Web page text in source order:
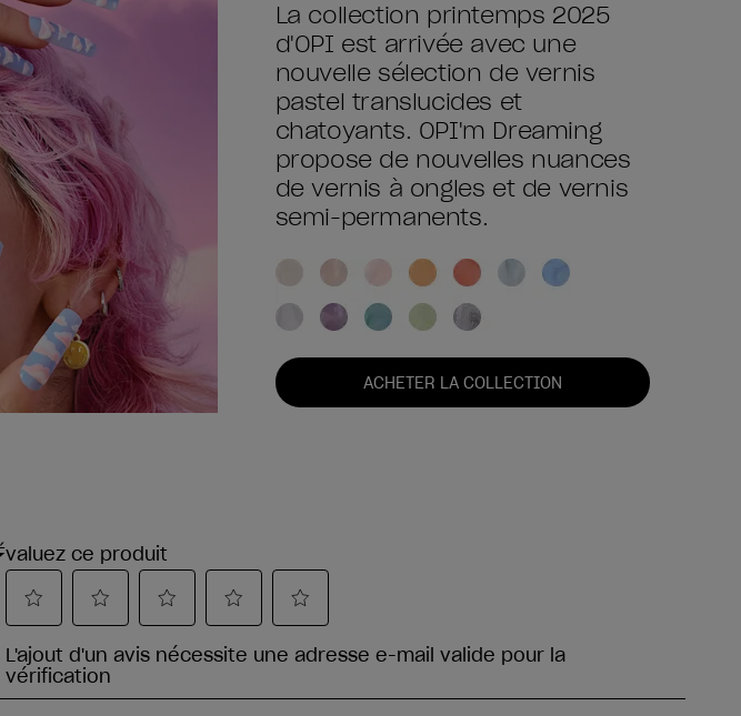
La collection printemps 2025
d'OPI est arrivée avec une
nouvelle sélection de vernis
pastel translucides et
chatoyants. OPI'm Dreaming
propose de nouvelles nuances
de vernis à ongles et de vernis
semi-permanents.
ACHETER LA COLLECTION